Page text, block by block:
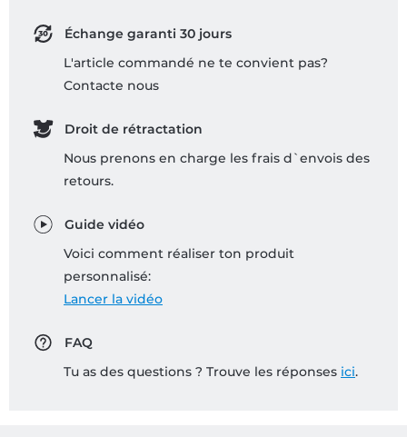
Échange garanti 30 jours
L'article commandé ne te convient pas?
Contacte nous
Droit de rétractation
Nous prenons en charge les frais d`envois des
retours.
Guide vidéo
Voici comment réaliser ton produit
personnalisé:
Lancer la vidéo
FAQ
Tu as des questions ? Trouve les réponses ici.